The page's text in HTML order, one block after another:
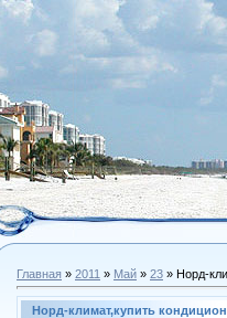
Главная » 2011 » Май » 23 » Норд-
Норд-климат,купить